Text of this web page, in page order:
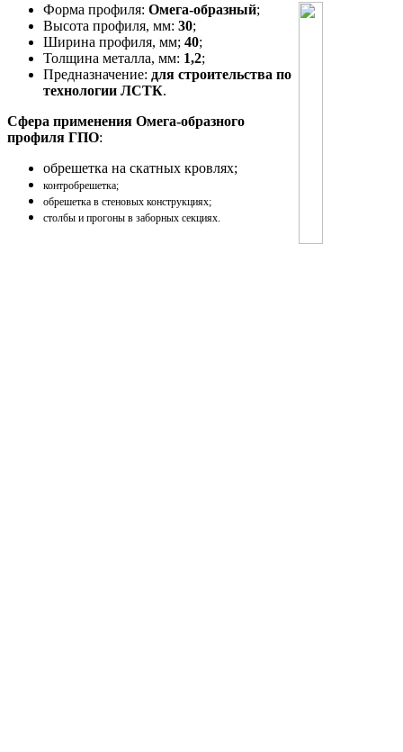
Форма профиля: Омега-образный;
Высота профиля, мм: 30;
Ширина профиля, мм; 40;
Толщина металла, мм: 1,2;
Предназначение: для строительства по
технологии ЛСТК.
Сфера применения Омега-образного
профиля ГПО:
обрешетка на скатных кровлях;
контробрешетка;
обрешетка в стеновых конструкциях;
столбы и прогоны в заборных секциях.